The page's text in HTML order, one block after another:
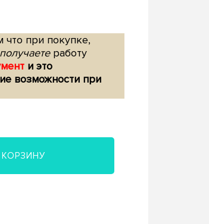
что при покупке,
работу
и это
возможности при